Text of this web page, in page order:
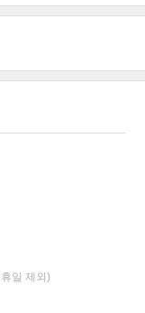
일 제외)